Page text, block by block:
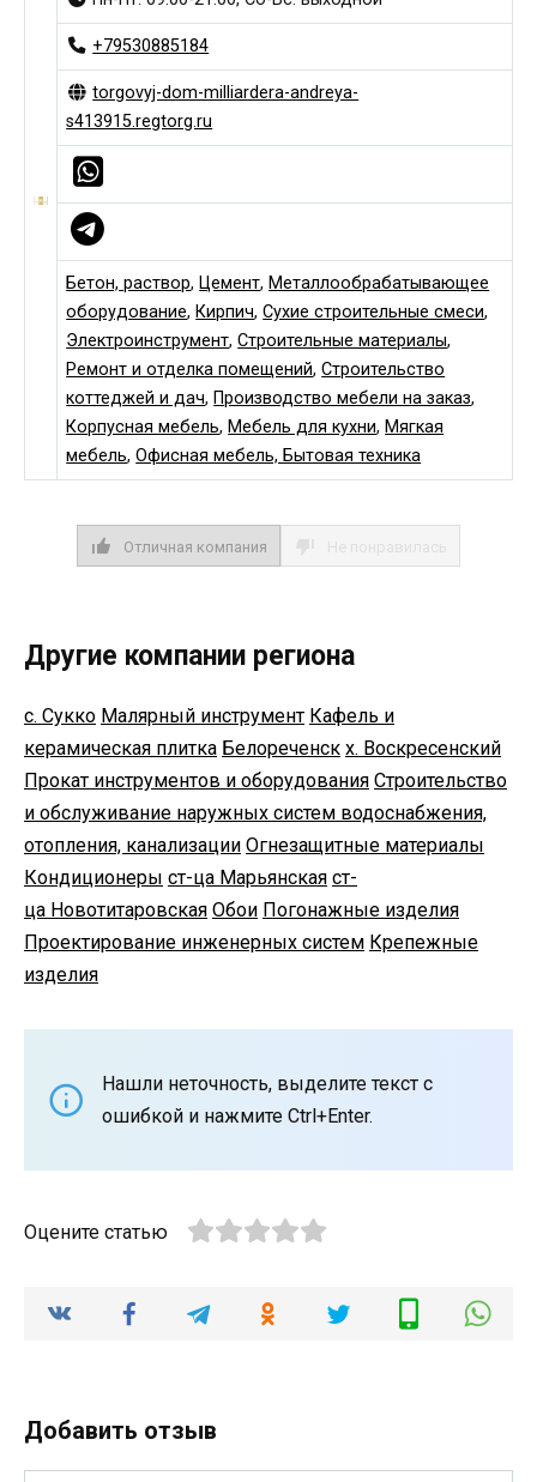
+79530885184
torgovyj-dom-milliardera-andreya-
s413915.regtorg.ru
Бетон, раствор, Цемент, Металлообрабатывающее
оборудование, Кирпич,Сухие строительные смеси,
Электроинструмент,Строительные материалы,
Ремонт и отделка помещений,Строительство
коттеджей и дач, Производство мебели на заказ,
Корпусная мебель, Мебель для кухни, Мягкая
мебель,Офисная мебель, Бытовая техника
Отличная компания
Другие компании региона
с. Сукко Малярный инструмент Кафель и
керамическая плитка Белореченск х. Воскресенский
Прокат инструментов и оборудования Строительство
и обслуживание наружных систем водоснабжения,
отопления, канализации Огнезащитные материалы
Кондиционеры ст-ца Марьянская ст-
ца Новотитаровская Обои Погонажные изделия
Проектирование инженерных систем Крепежные
изделия
Нашли неточность, выделите текст с
ошибкой и нажмите Ctrl+Enter.
Оцените статью
Добавить отзыв